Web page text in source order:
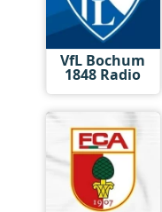
VfL Bochum
1848 Radio